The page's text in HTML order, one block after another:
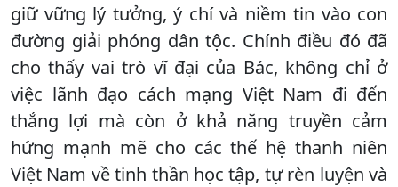
giữ vững lý tưởng, ý chí và niềm tin vào con
đường giải phóng dân tộc. Chính điều đó đã
cho thấy vai trò vĩ đại của Bác, không chỉ ở
việc lãnh đạo cách mạng Việt Nam đi đến
thắng lợi mà còn ở khả năng truyền cảm
hứng mạnh mẽ cho các thế hệ thanh niên
Việt Nam về tinh thần học tập, tự rèn luyện và